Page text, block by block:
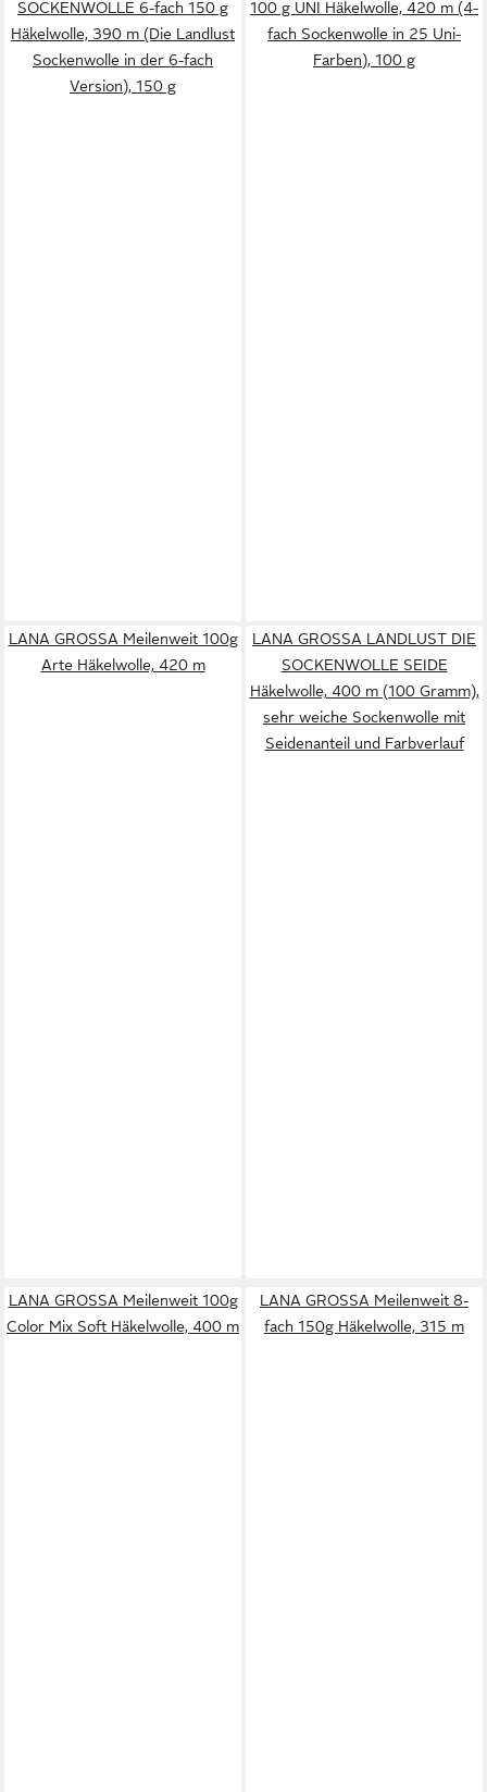
SOCKENWOLLE 6-fach 150 g
Häkelwolle, 390 m (Die Landlust
Sockenwolle in der 6-fach
Version), 150 g
100 g UNI Häkelwolle, 420 m (4-
fach Sockenwolle in 25 Uni-
Farben), 100 g
LANA GROSSA Meilenweit 100g
Arte Häkelwolle, 420 m
LANA GROSSA LANDLUST DIE
SOCKENWOLLE SEIDE
Häkelwolle, 400 m (100 Gramm),
sehr weiche Sockenwolle mit
Seidenanteil und Farbverlauf
LANA GROSSA Meilenweit 100g
Color Mix Soft Häkelwolle, 400 m
LANA GROSSA Meilenweit 8-
fach 150g Häkelwolle, 315 m